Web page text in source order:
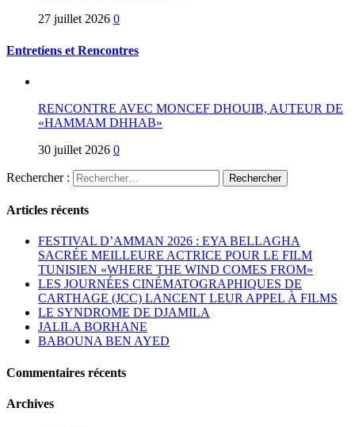
27 juillet 2026 0
Entretiens et Rencontres
RENCONTRE AVEC MONCEF DHOUIB, AUTEUR DE
«HAMMAM DHHAB»
30 juillet 2026 0
Rechercher :
Articles récents
FESTIVAL D’AMMAN 2026 : EYA BELLAGHA
SACRÉE MEILLEURE ACTRICE POUR LE FILM
TUNISIEN «WHERE THE WIND COMES FROM»
LES JOURNÉES CINÉMATOGRAPHIQUES DE
CARTHAGE (JCC) LANCENT LEUR APPEL À FILMS
LE SYNDROME DE DJAMILA
JALILA BORHANE
BABOUNA BEN AYED
Commentaires récents
Archives